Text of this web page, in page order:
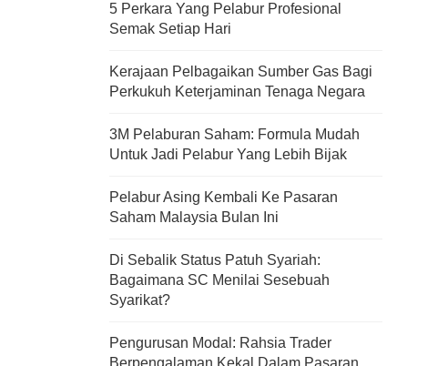
5 Perkara Yang Pelabur Profesional
Semak Setiap Hari
Kerajaan Pelbagaikan Sumber Gas Bagi
Perkukuh Keterjaminan Tenaga Negara
3M Pelaburan Saham: Formula Mudah
Untuk Jadi Pelabur Yang Lebih Bijak
Pelabur Asing Kembali Ke Pasaran
Saham Malaysia Bulan Ini
Di Sebalik Status Patuh Syariah:
Bagaimana SC Menilai Sesebuah
Syarikat?
Pengurusan Modal: Rahsia Trader
Berpengalaman Kekal Dalam Pasaran
Kenali Franchisee Disebalik